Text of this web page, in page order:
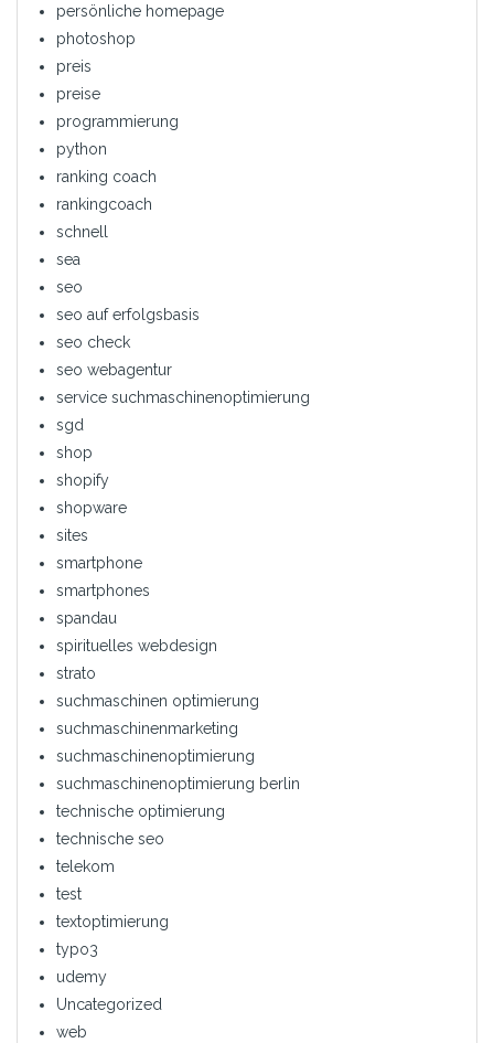
persönliche homepage
photoshop
preis
preise
programmierung
python
ranking coach
rankingcoach
schnell
sea
seo
seo auf erfolgsbasis
seo check
seo webagentur
service suchmaschinenoptimierung
sgd
shop
shopify
shopware
sites
smartphone
smartphones
spandau
spirituelles webdesign
strato
suchmaschinen optimierung
suchmaschinenmarketing
suchmaschinenoptimierung
suchmaschinenoptimierung berlin
technische optimierung
technische seo
telekom
test
textoptimierung
typo3
udemy
Uncategorized
web